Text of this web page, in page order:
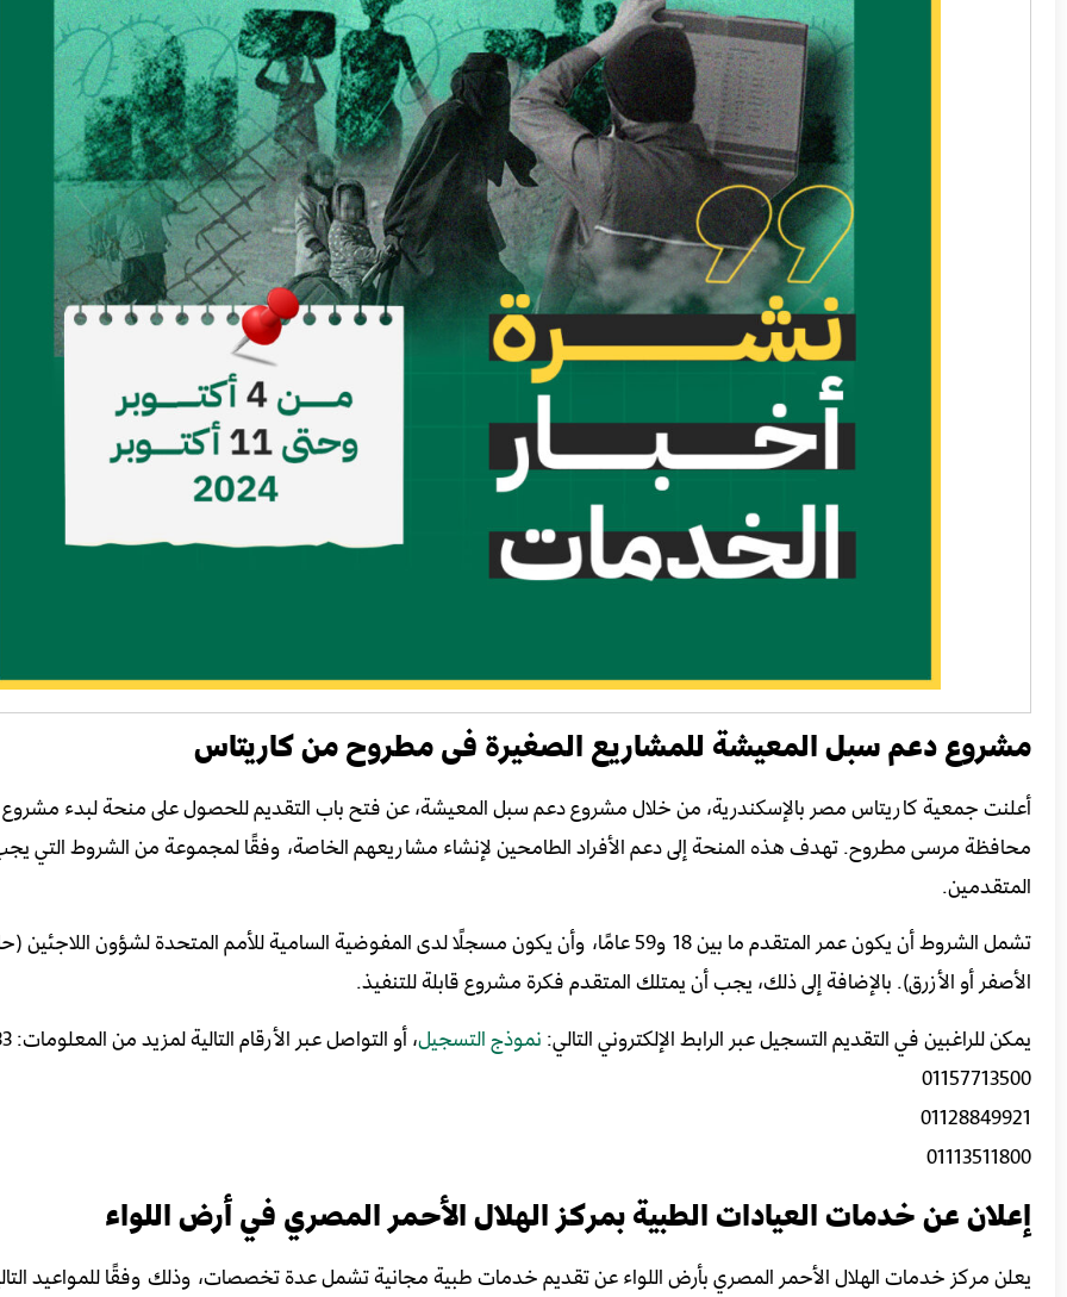
مشروع دعم سبل المعيشة للمشاريع الصغيرة فى مطروح من كاريتاس
أعلنت جمعية كاريتاس مصر بالإسكندرية، من خلال مشروع دعم سبل المعيشة، عن فتح باب التقديم للحصول على منحة لبدء
محافظة مرسى مطروح. تهدف هذه المنحة إلى دعم الأفراد الطامحين لإنشاء مشاريعهم الخاصة، وفقًا لمجموعة من الشروط التي
المتقدمين.
تشمل الشروط أن يكون عمر المتقدم ما بين 18 و59 عامًا، وأن يكون مسجلًا لدى المفوضية السامية للأمم المتحدة لشؤون
الأصفر أو الأزرق). بالإضافة إلى ذلك، يجب أن يمتلك المتقدم فكرة مشروع قابلة للتنفيذ.
يمكن للراغبين في التقديم التسجيل عبر الرابط الإلكتروني التالي:نموذج التسجيل، أو التواصل عبر الأرقام التالية لمزيد من المعلومات: 01157714233
01157713500
01128849921
01113511800
إعلان عن خدمات العيادات الطبية بمركز الهلال الأحمر المصري في أرض اللواء
يعلن مركز خدمات الهلال الأحمر المصري بأرض اللواء عن تقديم خدمات طبية مجانية تشمل عدة تخصصات، وذلك وفقًا للمواعيد